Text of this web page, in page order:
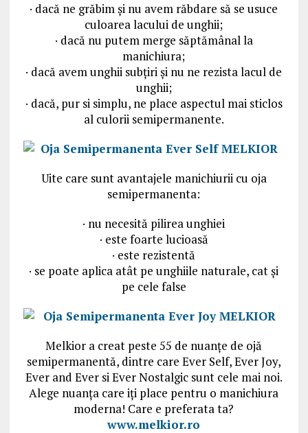
· dacă ne grăbim și nu avem răbdare să se usuce
culoarea lacului de unghii;
· dacă nu putem merge săptămânal la
manichiura;
· dacă avem unghii subțiri și nu ne rezista lacul de
unghii;
· dacă, pur si simplu, ne place aspectul mai sticlos
al culorii semipermanente.
Uite care sunt avantajele manichiurii cu oja
semipermanenta:
· nu necesită pilirea unghiei
· este foarte lucioasă
· este rezistentă
· se poate aplica atât pe unghiile naturale, cat și
pe cele false
Melkior a creat peste 55 de nuanțe de ojă
semipermanentă, dintre care Ever Self, Ever Joy,
Ever and Ever si Ever Nostalgic sunt cele mai noi.
Alege nuanța care iți place pentru o manichiura
moderna! Care e preferata ta?
www.melkior.ro